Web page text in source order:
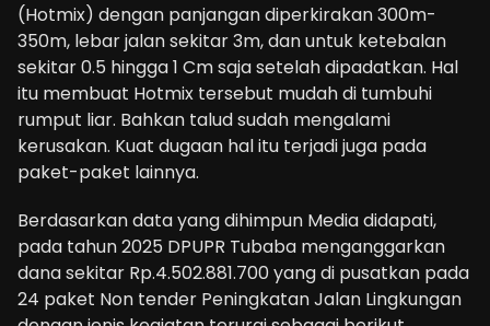
(Hotmix) dengan panjangan diperkirakan 300m-
350m, lebar jalan sekitar 3m, dan untuk ketebalan
sekitar 0.5 hingga 1 Cm saja setelah dipadatkan. Hal
itu membuat Hotmix tersebut mudah di tumbuhi
rumput liar. Bahkan talud sudah mengalami
kerusakan. Kuat dugaan hal itu terjadi juga pada
paket-paket lainnya.
Berdasarkan data yang dihimpun Media didapati,
pada tahun 2025 DPUPR Tubaba menganggarkan
dana sekitar Rp.4.502.881.700 yang di pusatkan pada
24 paket Non tender Peningkatan Jalan Lingkungan